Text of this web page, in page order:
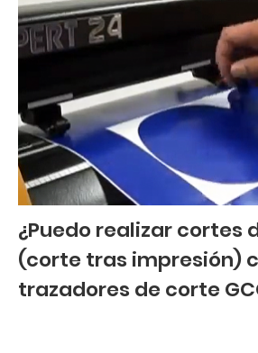
¿Puedo realizar cortes
(corte tras impresión)
trazadores de corte